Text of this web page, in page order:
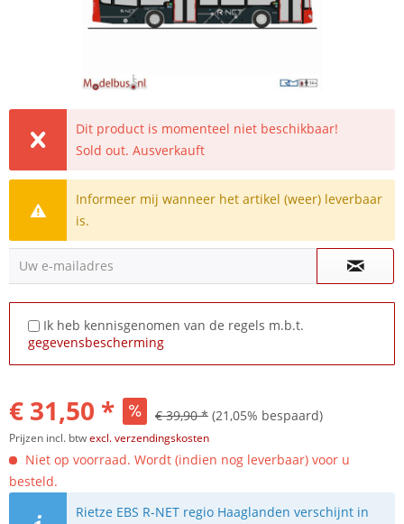
Dit product is momenteel niet beschikbaar!
Sold out. Ausverkauft
Informeer mij wanneer het artikel (weer) leverbaar
is.
Uw e-mailadres
Ik heb kennisgenomen van de regels m.b.t.
gegevensbescherming
€ 31,50 * € 39,90 * (21,05% bespaard)
Prijzen incl. btwexcl. verzendingskosten
Niet op voorraad. Wordt (indien nog leverbaar) voor u
besteld.
Rietze EBS R-NET regio Haaglanden verschijnt in